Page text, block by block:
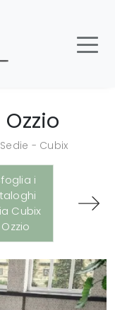
Sedie - Cubix